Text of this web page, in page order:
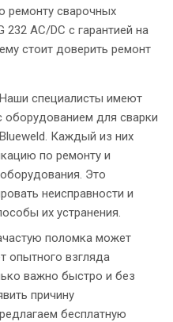
ремонту сварочных
232 AC/DC с гарантией на
стоит доверить ремонт
специалисты имеют
для сварки
Каждый из них
по ремонту и
Это
неисправности и
их устранения.
поломка может
опытного взгляда
важно быстро и без
причину
бесплатную